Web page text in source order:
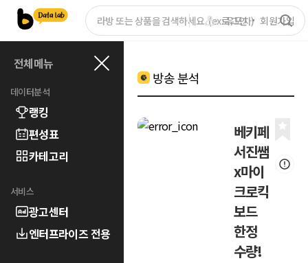
로그인 회원가입
전체메뉴
데이터분석
랭킹
편성표
카테고리
서비스
광고센터
엔터프라이즈 전용
방송 분석
베키페
서진쌤
x마이
크로킥
보드
한정
수량!